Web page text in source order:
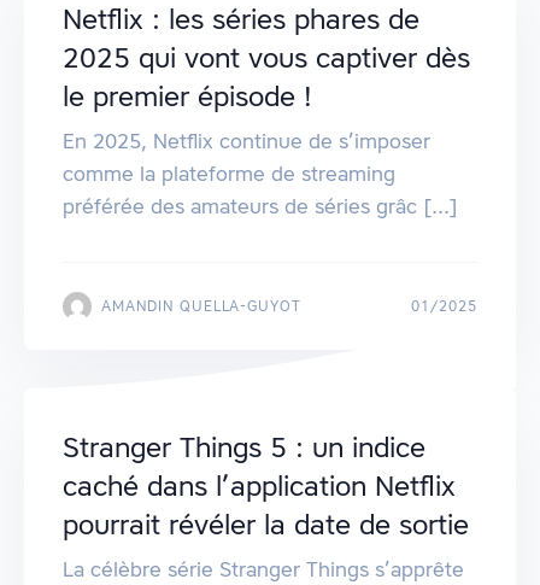
Netflix : les séries phares de
2025 qui vont vous captiver dès
le premier épisode !
En 2025, Netflix continue de s’imposer
comme la plateforme de streaming
préférée des amateurs de séries grâc [...]
AMANDIN QUELLA-GUYOT 01/2025
Stranger Things 5 : un indice
caché dans l’application Netflix
pourrait révéler la date de sortie
La célèbre série Stranger Things s’apprête